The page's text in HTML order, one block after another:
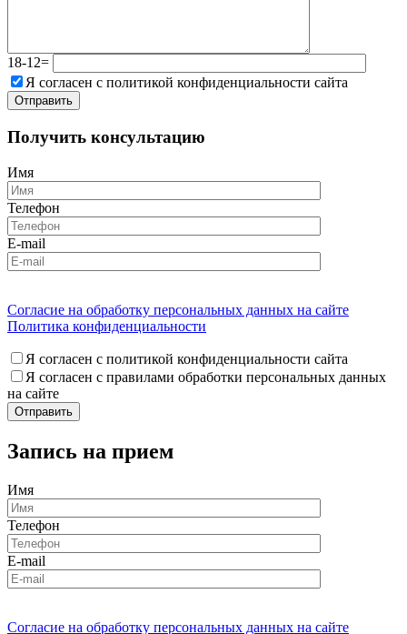
18-12=
Я согласен с политикой конфиденциальности сайта
Получить консультацию
Имя
Телефон
E-mail
Согласие на обработку персональных данных на сайте
Политика конфиденциальности
Я согласен с политикой конфиденциальности сайта
Я согласен с правилами обработки персональных данных
на сайте
Запись на прием
Имя
Телефон
E-mail
Согласие на обработку персональных данных на сайте